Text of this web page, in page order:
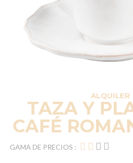
ALQUILER
TAZA Y
CAFÉ
GAMA DE PRECIOS :